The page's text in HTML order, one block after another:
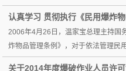
认真学习 贯彻执行《民用爆炸物
2006年4月26日，温家宝总理主持国
炸物品管理条例》，对于依法管理民
关于2014年度爆破作业人员许